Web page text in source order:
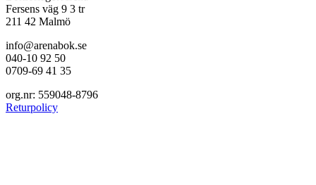
Fersens väg 9 3 tr
211 42 Malmö
info@arenabok.se
040-10 92 50
0709-69 41 35
org.nr: 559048-8796
Returpolicy